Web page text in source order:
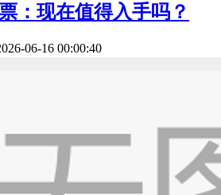
：现在值得入手吗？
06-16 00:00:40